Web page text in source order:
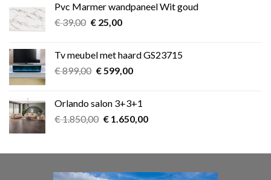
€ 349,00.€ 275,00.
Pvc Marmer wandpaneel Wit goud
€39,00 Oorspronkelijke
€ 39,00.
€25,00Huidige
€ 25,00.
Tv meubel met haard GS23715
€899,00 Oorspronkelijke
€ 899,00.
€599,00Huidige
€ 599,00.
Orlando salon 3+3+1
€1.850,00 Oorspronkelijke
€ 1.850,00.
€1.650,00Huidige
€ 1.650,00.